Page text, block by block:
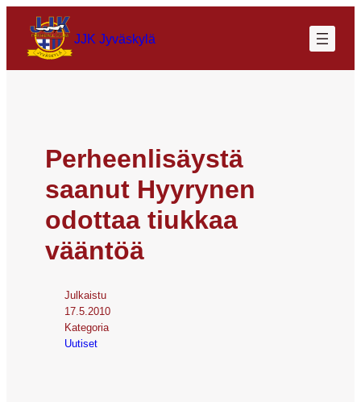
JJK Jyväskylä
Perheenlisäystä
saanut Hyyrynen
odottaa tiukkaa
vääntöä
Julkaistu
17.5.2010
Kategoria
Uutiset